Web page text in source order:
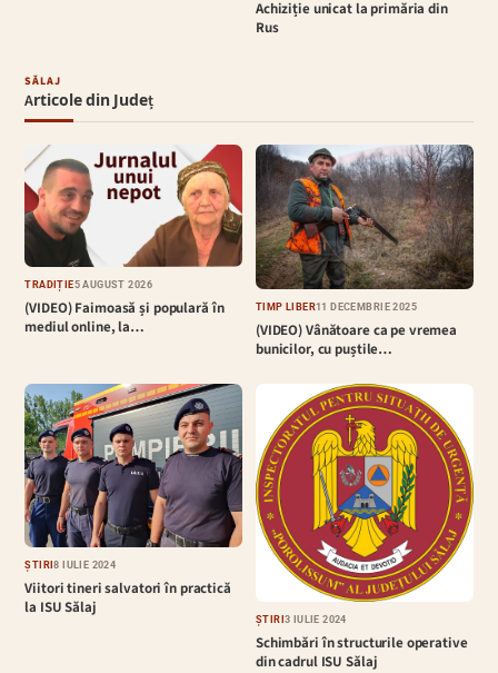
Achiziție unicat la primăria din
Rus
SĂLAJ
Articole din Județ
TRADIȚIE5 AUGUST 2026
(VIDEO) Faimoasă și populară în
mediul online, la…
TIMP LIBER11 DECEMBRIE 2025
(VIDEO) Vânătoare ca pe vremea
bunicilor, cu puștile…
ȘTIRI8 IULIE 2024
Viitori tineri salvatori în practică
la ISU Sălaj
ȘTIRI3 IULIE 2024
Schimbări în structurile operative
din cadrul ISU Sălaj